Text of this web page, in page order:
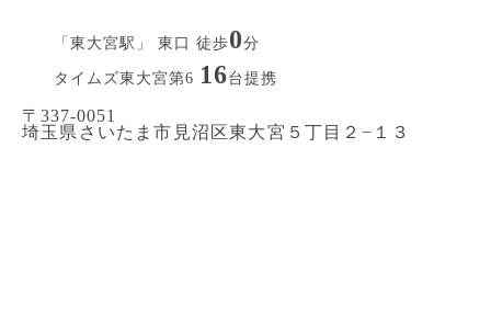
「東大宮駅」 東口 徒歩0分
タイムズ東大宮第6 16台提携
〒337-0051
埼玉県さいたま市見沼区東大宮５丁目２−１３